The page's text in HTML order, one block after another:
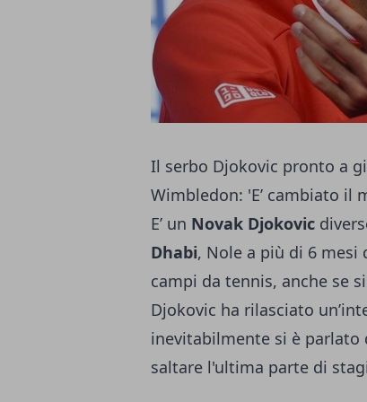
Il serbo Djokovic pronto a
Wimbledon: 'E’ cambiato il
E’ un Novak Djokovic
Dhabi, Nole a più di 6 mesi
campi da tennis, anche se
Djokovic ha rilasciato
inevitabilmente si è
saltare l'ultima parte di